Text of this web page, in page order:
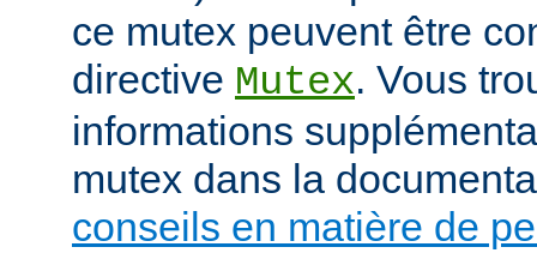
ce mutex peuvent être
directive Mutex. Vous
informations
mutex dans la
conseils en matière de